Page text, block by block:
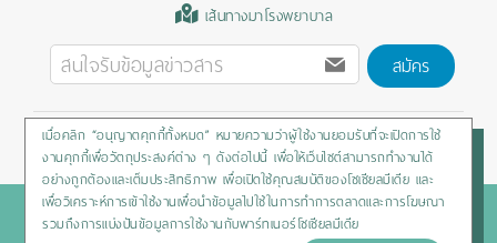
เส้นทางมาโรงพยาบาล
สมัคร
Privacy Policy/Cookies Policy/Sitemap/สิทธิผู้ป่วย
Copyright © 2020 Nakornthon Hospital. All rights reserved
เมื่อคลิก “อนุญาตคุกกี้ทั้งหมด” หมายความว่าผู้ใช้งานยอมรับที่จะเปิดการใช้
งานคุกกี้เพื่อวัตถุประสงค์ต่าง ๆ ดังต่อไปนี้ เพื่อให้เว็บไซต์สามารถทำงานได้
อย่างถูกต้องและเต็มประสิทธิภาพ เพื่อเปิดใช้คุณสมบัติของโซเชียลมีเดีย และ
เพื่อวิเคราะห์การเข้าใช้งานเพื่อนำข้อมูลไปใช้ในการทำการตลาดและการโฆษณา
รวมถึงการแบ่งปันข้อมูลการใช้งานกับพาร์ทเนอร์โซเชียลมีเดีย